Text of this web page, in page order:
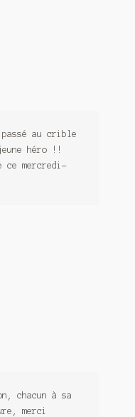
au crible
héro !!
ce mercredi-
chacun à sa
merci